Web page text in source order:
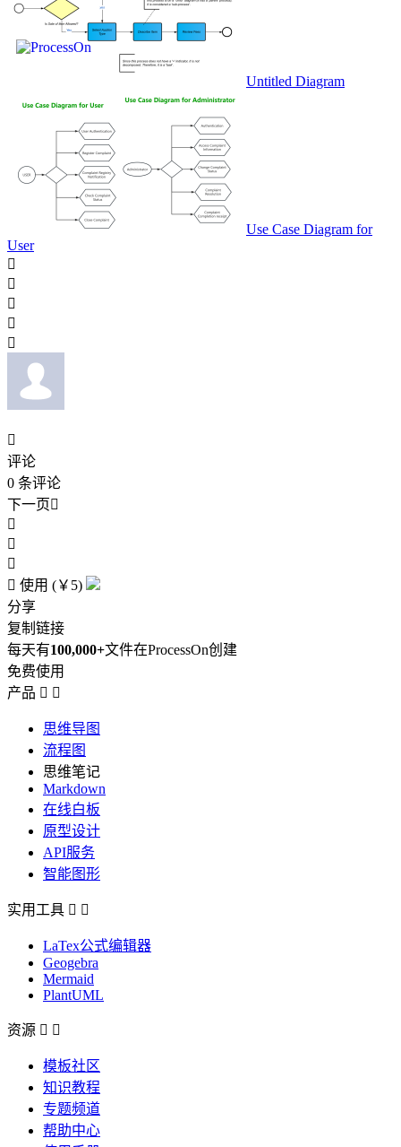
Untitled Diagram
Use Case Diagram for
User






评论
0 条评论
下一页



 使用 (￥5)
分享
复制链接
每天有100,000+文件在ProcessOn创建
免费使用
产品  
思维导图
流程图
思维笔记
Markdown
在线白板
原型设计
API服务
智能图形
实用工具  
LaTex公式编辑器
Geogebra
Mermaid
PlantUML
资源  
模板社区
知识教程
专题频道
帮助中心